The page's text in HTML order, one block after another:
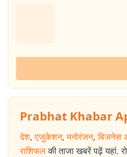
Prabhat Khabar
देश, एजुकेशन, मनोरंजन, बिजनेस
राशिफल की ताजा खबरें पढ़ें यहां.